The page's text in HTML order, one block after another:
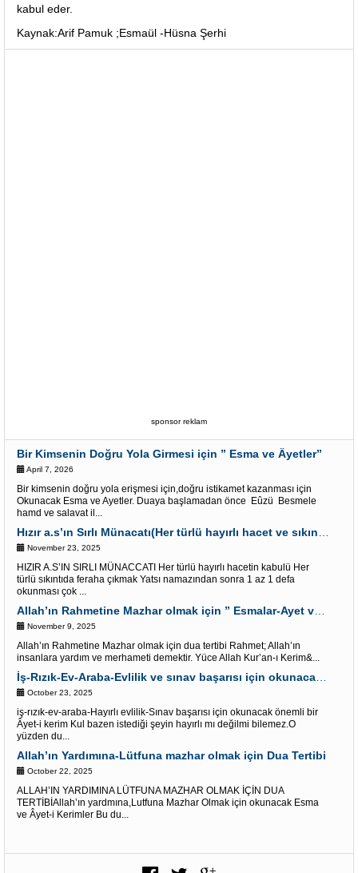
kabul eder.
Kaynak:Arif Pamuk ;Esmaül -Hüsna Şerhi
sponsor reklam
Bir Kimsenin Doğru Yola Girmesi için ” Esma ve Âyetler”
April 7, 2026
Bir kimsenin doğru yola erişmesi için,doğru istikamet kazanması için
Okunacak Esma ve Ayetler. Duaya başlamadan önce Eûzü Besmele
hamd ve salavat il...
November 23, 2025
HIZIR A.S’IN SIRLI MÜNACCATI Her türlü hayırlı hacetin kabulü Her
türlü sıkıntıda feraha çıkmak Yatsı namazından sonra 1 az 1 defa
okunması çok ...
November 9, 2025
Allah’ın Rahmetine Mazhar olmak için dua tertibi Rahmet; Allah’ın
insanlara yardım ve merhameti demektir. Yüce Allah Kur’an-ı Kerim&...
October 23, 2025
iş-rızık-ev-araba-Hayırlı evlilik-Sınav başarısı için okunacak önemli bir
Âyet-i kerim Kul bazen istediği şeyin hayırlı mı değilmi bilemez.O
yüzden du...
Allah’ın Yardımına-Lütfuna mazhar olmak için Dua Tertibi
October 22, 2025
ALLAH’IN YARDIMINA LÜTFUNA MAZHAR OLMAK İÇİN DUA
TERTİBİAllah’ın yardmına,Lutfuna Mazhar Olmak için okunacak Esma
ve Âyet-i Kerimler Bu du...